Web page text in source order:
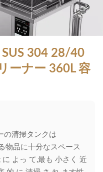
304 28/40
ーナー 360L 容
の清掃タンクは
物品に十分なスペース
よっ て,最も 小さく 近